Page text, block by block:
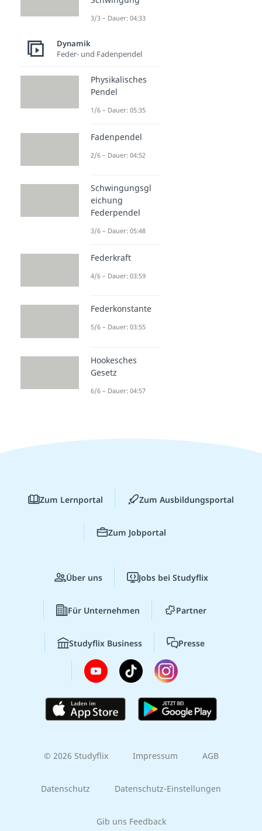
3/3 – Dauer: 04:33
Dynamik
Feder- und Fadenpendel
Physikalisches
Pendel
1/6 – Dauer: 05:35
Fadenpendel
2/6 – Dauer: 04:52
Schwingungsgl
eichung
Federpendel
3/6 – Dauer: 05:48
Federkraft
4/6 – Dauer: 03:59
Federkonstante
5/6 – Dauer: 03:55
Hookesches
Gesetz
6/6 – Dauer: 04:57
Zum Lernportal Zum Ausbildungsportal
Zum Jobportal
Über uns Jobs bei Studyflix
Für Unternehmen Partner
Studyflix Business Presse
© 2026 Studyflix Impressum AGB
Datenschutz Datenschutz-Einstellungen
Gib uns Feedback